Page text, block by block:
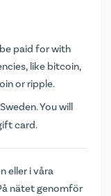
paid for with
like bitcoin,
or ripple.
Sweden. You will
card.
eller i våra
nätet genomför